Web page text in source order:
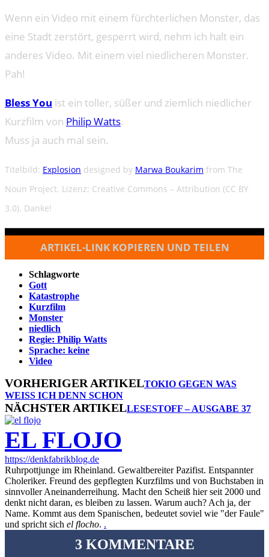
Wenn ein Video mit einem fürchterlichen Monster, das
eine Stadt zerstört, gesperrt wird, nehm ich halt ein
anderes Video. Mit einem viel niedlicheren Monster.
Pah!
Bless You ist ein toller, süßer und ziemlich niedlicher
Kurzfilm von Philip Watts.
Muss ja auch mal sein.
Titelbild: Explosion designed by Marwa Boukarim from The
Noun Project. Lizenz: Creative Commons – Attribution (CC BY
3.0). Danke!
ARTIKEL-LINK KOPIEREN UND TEILEN
Schlagworte
Gott
Katastrophe
Kurzfilm
Monster
niedlich
Regie: Philip Watts
Sprache: keine
Video
VORHERIGER ARTIKELTOKIO GEGEN WAS
WEISS ICH DENN SCHON
NÄCHSTER ARTIKELLESESTOFF – AUSGABE 37
EL FLOJO
https://denkfabrikblog.de
Ruhrpottjunge im Rheinland. Gewaltbereiter Pazifist. Entspannter
Choleriker. Freund des gepflegten Kurzfilms und von Buchstaben in
sinnvoller Aneinanderreihung. Macht den Scheiß hier seit 2000 und
denkt nicht daran, es bleiben zu lassen. Warum auch? Ach ja, der
Name. Kommt aus dem Spanischen, bedeutet soviel wie "der Faule"
und spricht sich el flocho. .
3 KOMMENTARE